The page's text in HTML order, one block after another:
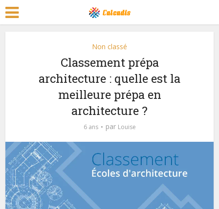
Non classé
Classement prépa
architecture : quelle est la
meilleure prépa en
architecture ?
6 ans par Louise